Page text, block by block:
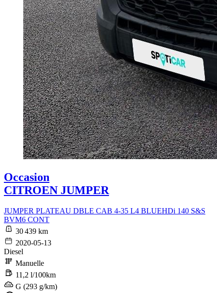
Occasion
CITROEN JUMPER
JUMPER PLATEAU DBLE CAB 4-35 L4 BLUEHDi 140 S&S
BVM6 CONT
30 439 km
2020-05-13
Diesel
Manuelle
11,2 l/100km
G (293 g/km)